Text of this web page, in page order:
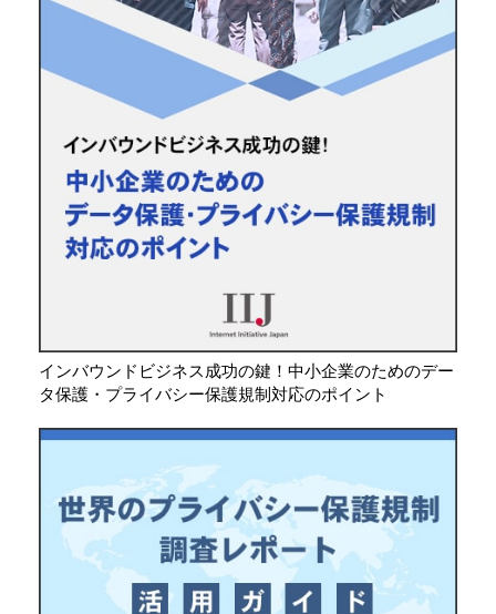
インバウンドビジネス成功の鍵！中小企業のためのデー
タ保護・プライバシー保護規制対応のポイント